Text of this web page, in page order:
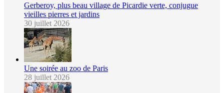
Gerberoy, plus beau village de Picardie verte, conjugue
vieilles pierres et jardins
30 juillet 2026
Une soirée au zoo de Paris
28 juillet 2026